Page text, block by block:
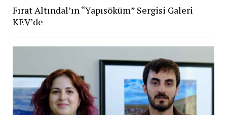
Fırat Altındal’ın “Yapısöküm” Sergisi Galeri
KEV’de